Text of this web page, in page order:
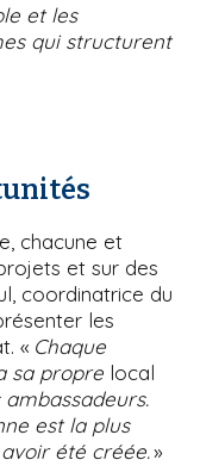
et les
qui structurent
chacune et
et sur des
coordinatrice du
les
« Chaque
sa propre local
ambassadeurs.
est la plus
été créée.»